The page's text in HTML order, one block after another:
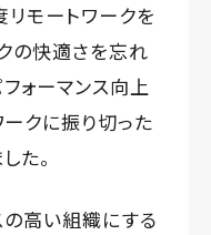
リモートワークを
の快適さを忘れ
フォーマンス向上
クに振り切った
た。
の高い組織にする